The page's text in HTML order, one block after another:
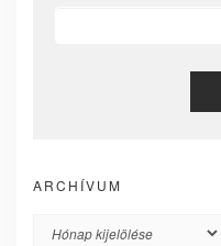
ARCHÍVUM
Archívum